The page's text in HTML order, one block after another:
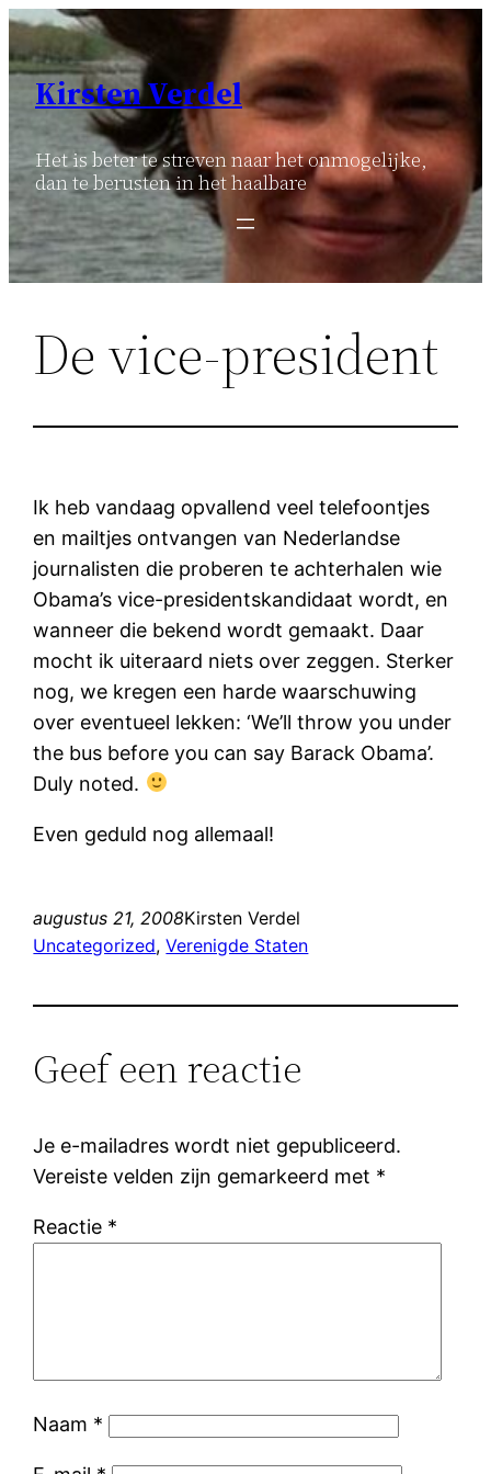
Ga
naar
inhoud
Kirsten Verdel
Het is beter te streven naar het onmogelijke,
dan te berusten in het haalbare
De vice-president
Ik heb vandaag opvallend veel telefoontjes
en mailtjes ontvangen van Nederlandse
journalisten die proberen te achterhalen wie
Obama’s vice-presidentskandidaat wordt, en
wanneer die bekend wordt gemaakt. Daar
mocht ik uiteraard niets over zeggen. Sterker
nog, we kregen een harde waarschuwing
over eventueel lekken: ‘We’ll throw you under
the bus before you can say Barack Obama’.
Duly noted.
Even geduld nog allemaal!
augustus 21, 2008Kirsten Verdel
Uncategorized, Verenigde Staten
Geef een reactie
Je e-mailadres wordt niet gepubliceerd.
Vereiste velden zijn gemarkeerd met *
Reactie *
Naam *